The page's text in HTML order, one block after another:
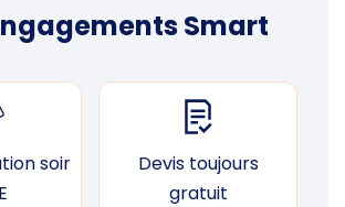
Smart
soir
Devis toujours
gratuit